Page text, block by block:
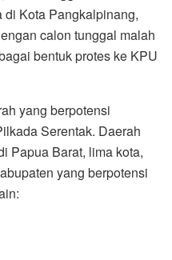
di Kota Pangkalpinang,
calon tunggal malah
bentuk protes ke KPU
yang berpotensi
Serentak. Daerah
Papua Barat, lima kota,
yang berpotensi